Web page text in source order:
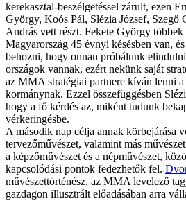
kerekasztal-beszélgetéssel zárult, ezen
György, Koós Pál, Slézia József, Szegő
András vett részt. Fekete György
Magyarország 45 évnyi késésben van,
behozni, hogy onnan próbálunk
országok vannak, ezért nekünk saját
az MMA stratégiai partnere kíván lenni
kormánynak. Ezzel összefüggésben
hogy a fő kérdés az, miként tudunk
vérkeringésbe.
A második nap célja annak körbejárása
tervezőművészet, valamint más
a képzőművészet és a népművészet,
kapcsolódási pontok fedezhetők fel.
művészettörténész, az MMA levelező
gazdagon illusztrált előadásában arra